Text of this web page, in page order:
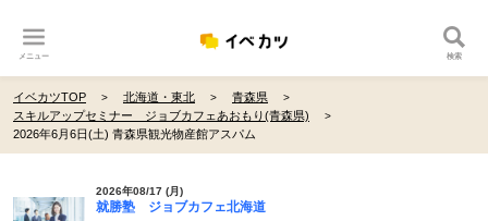
メニュー 検索
イベカツTOP 北海道・東北
青森県
スキルアップセミナー ジョブカフェあおもり(青森県)
2026年6月6日(土) 青森県観光物産館アスパム
2026年08/17 (月)
就勝塾 ジョブカフェ北海道